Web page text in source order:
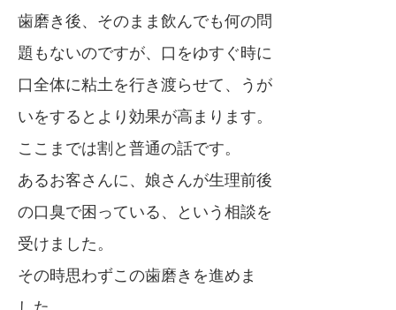
歯磨き後、そのまま飲んでも何の問
題もないのですが、口をゆすぐ時に
口全体に粘土を行き渡らせて、うが
いをするとより効果が高まります。
ここまでは割と普通の話です。
あるお客さんに、娘さんが生理前後
の口臭で困っている、という相談を
受けました。
その時思わずこの歯磨きを進めま